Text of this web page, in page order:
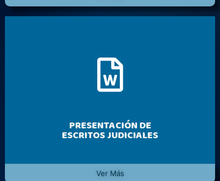
PRESENTACIÓN DE
ESCRITOS JUDICIALES
Ver Más